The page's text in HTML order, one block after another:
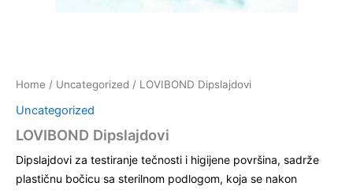
Home / Uncategorized / LOVIBOND Dipslajdovi
Uncategorized
LOVIBOND Dipslajdovi
Dipslajdovi za testiranje tečnosti i higijene površina, sadrže
plastičnu bočicu sa sterilnom podlogom, koja se nakon